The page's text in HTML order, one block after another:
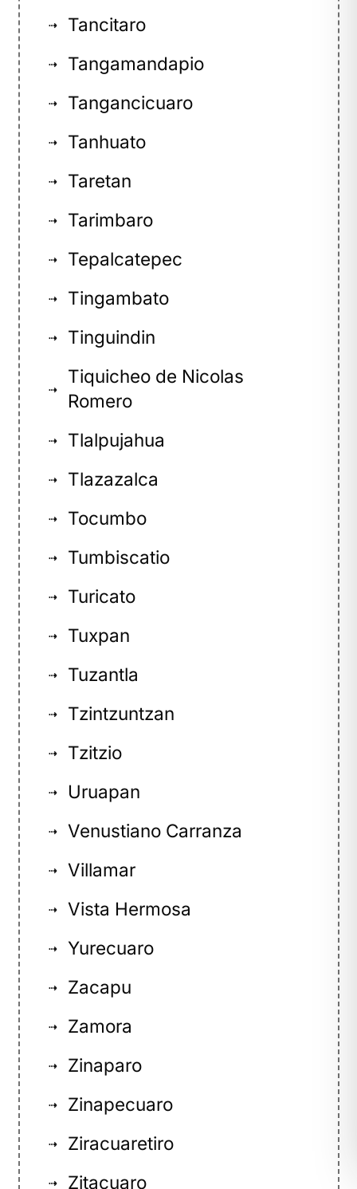
⇢ Tancitaro
⇢ Tangamandapio
⇢ Tangancicuaro
⇢ Tanhuato
⇢ Taretan
⇢ Tarimbaro
⇢ Tepalcatepec
⇢ Tingambato
⇢ Tinguindin
⇢
Tiquicheo de Nicolas
Romero
⇢ Tlalpujahua
⇢ Tlazazalca
⇢ Tocumbo
⇢ Tumbiscatio
⇢ Turicato
⇢ Tuxpan
⇢ Tuzantla
⇢ Tzintzuntzan
⇢ Tzitzio
⇢ Uruapan
⇢ Venustiano Carranza
⇢ Villamar
⇢ Vista Hermosa
⇢ Yurecuaro
⇢ Zacapu
⇢ Zamora
⇢ Zinaparo
⇢ Zinapecuaro
⇢ Ziracuaretiro
⇢ Zitacuaro